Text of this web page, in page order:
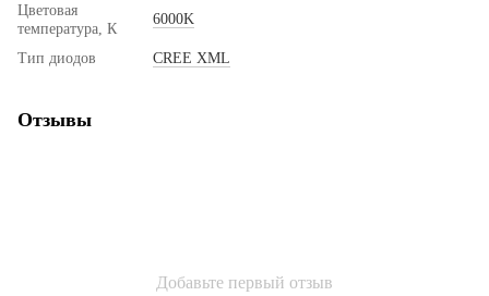
Цветовая
температура, К
6000K
Тип диодов CREE XML
Отзывы
Добавьте первый отзыв